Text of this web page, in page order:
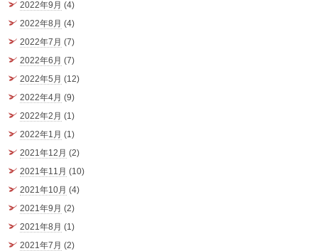
2022年9月 (4)
2022年8月 (4)
2022年7月 (7)
2022年6月 (7)
2022年5月 (12)
2022年4月 (9)
2022年2月 (1)
2022年1月 (1)
2021年12月 (2)
2021年11月 (10)
2021年10月 (4)
2021年9月 (2)
2021年8月 (1)
2021年7月 (2)